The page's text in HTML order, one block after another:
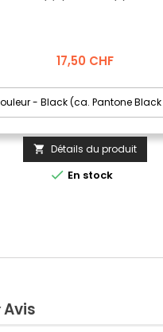
Prix
17,50 CHF
 Détails du produit
 En stock
Avis